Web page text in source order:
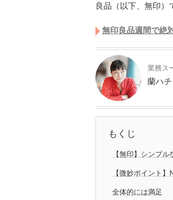
良品（以下、無印）
無印良品週間で絶
業務ス
蘭ハチ
もくじ
【無印】シンプ
【微妙ポイント
全体的には満足